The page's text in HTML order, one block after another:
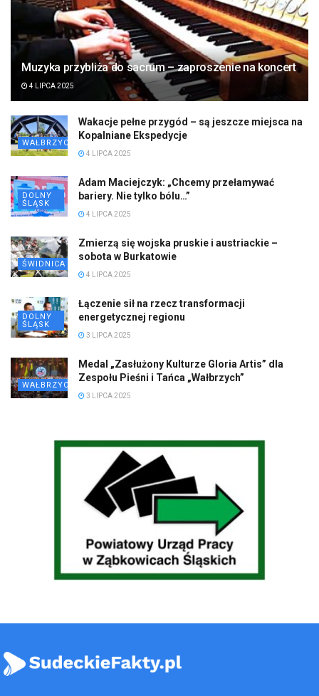
Muzyka przybliża do sacrum – zaproszenie na koncert
4 LIPCA 2025
WAŁBRZYCH
Wakacje pełne przygód – są jeszcze miejsca na
Kopalniane Ekspedycje
4 LIPCA 2025
DOLNY
ŚLĄSK
Adam Maciejczyk: „Chcemy przełamywać
bariery. Nie tylko bólu…”
4 LIPCA 2025
ŚWIDNICA
Zmierzą się wojska pruskie i austriackie –
sobota w Burkatowie
4 LIPCA 2025
DOLNY
ŚLĄSK
Łączenie sił na rzecz transformacji
energetycznej regionu
3 LIPCA 2025
WAŁBRZYCH
Medal „Zasłużony Kulturze Gloria Artis” dla
Zespołu Pieśni i Tańca „Wałbrzych”
3 LIPCA 2025